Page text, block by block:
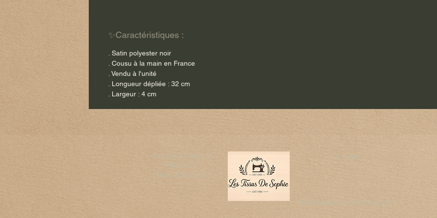
✨Caractéristiques :
. Satin polyester noir
. Cousu à la main en France
. Vendu à l'unité
. Longueur dépliée : 32 cm
. Largeur : 4 cm
Sophie's Fabrics
FRANCE
New Aquitaine
E-mail
lestissussophie@gmail.com